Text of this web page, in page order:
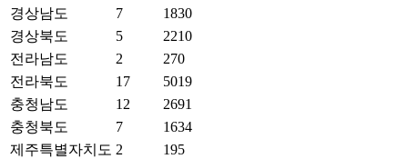
경상남도
7
1830
경상북도
5
2210
전라남도
2
270
전라북도
17
5019
충청남도
12
2691
충청북도
7
1634
제주특별자치도 2
195